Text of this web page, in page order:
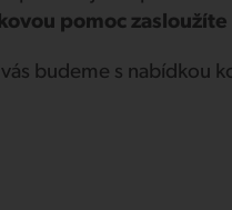
pomoc
budeme s nabídkou